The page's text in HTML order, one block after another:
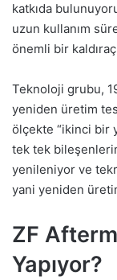
katkıda
uzun kullanım
önemli bir
Teknoloji grubu,
yeniden üretim
ölçekte “ikinci bir
tek tek
yenileniyor ve
yani yeniden
ZF
Yapıyor?